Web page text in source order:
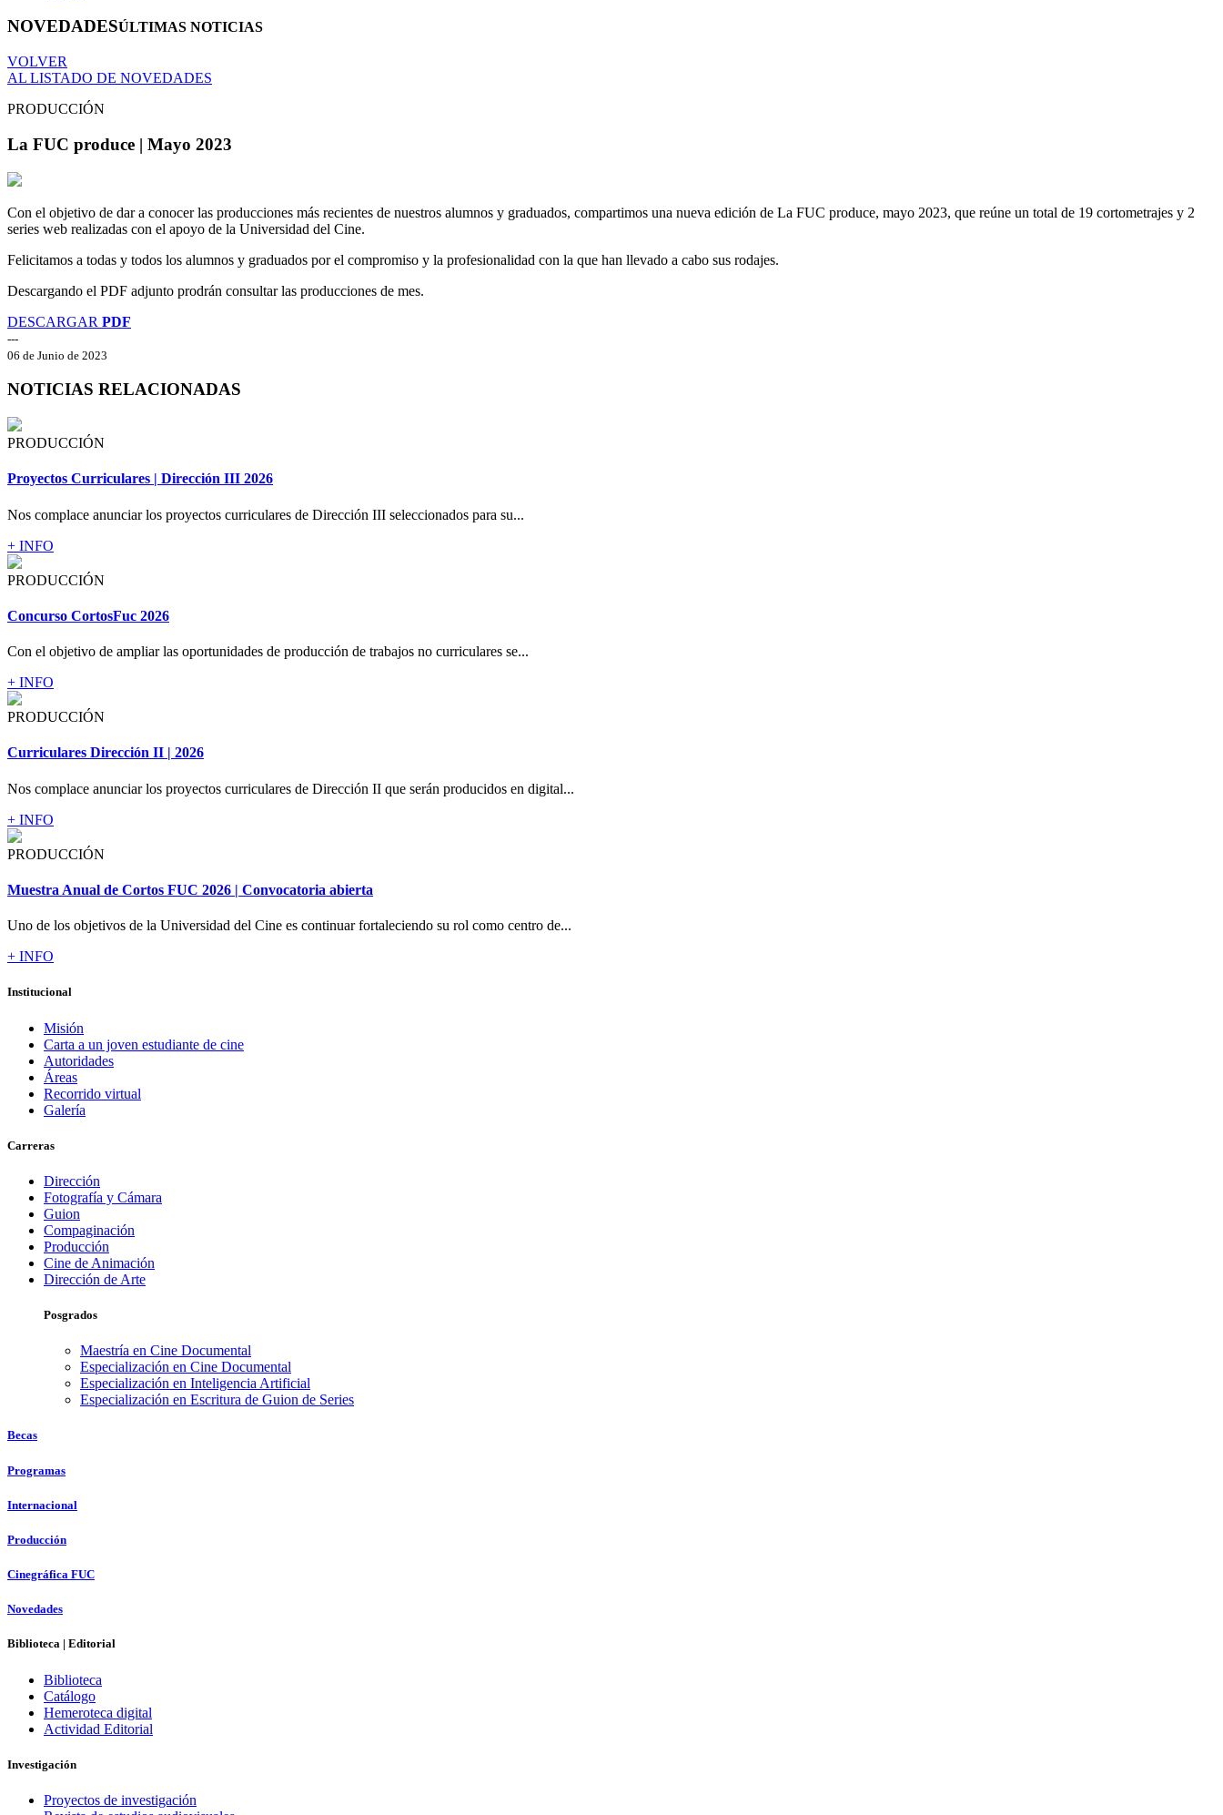
NOVEDADESÚLTIMAS NOTICIAS
VOLVER
AL LISTADO DE NOVEDADES
PRODUCCIÓN
La FUC produce | Mayo 2023
Con el objetivo de dar a conocer las producciones más recientes de nuestros alumnos y graduados, compartimos una nueva edición de La FUC produce, mayo 2023, que reúne un total de 19 cortometrajes y 2
series web realizadas con el apoyo de la Universidad del Cine.
Felicitamos a todas y todos los alumnos y graduados por el compromiso y la profesionalidad con la que han llevado a cabo sus rodajes.
Descargando el PDF adjunto prodrán consultar las producciones de mes.
DESCARGAR PDF
---
06 de Junio de 2023
NOTICIAS RELACIONADAS
PRODUCCIÓN
Proyectos Curriculares | Dirección III 2026
Nos complace anunciar los proyectos curriculares de Dirección III seleccionados para su...
+ INFO
PRODUCCIÓN
Concurso CortosFuc 2026
Con el objetivo de ampliar las oportunidades de producción de trabajos no curriculares se...
+ INFO
PRODUCCIÓN
Curriculares Dirección II | 2026
Nos complace anunciar los proyectos curriculares de Dirección II que serán producidos en digital...
+ INFO
PRODUCCIÓN
Muestra Anual de Cortos FUC 2026 | Convocatoria abierta
Uno de los objetivos de la Universidad del Cine es continuar fortaleciendo su rol como centro de...
+ INFO
Institucional
Misión
Carta a un joven estudiante de cine
Autoridades
Áreas
Recorrido virtual
Galería
Carreras
Dirección
Fotografía y Cámara
Guion
Compaginación
Producción
Cine de Animación
Dirección de Arte
Posgrados
Maestría en Cine Documental
Especialización en Cine Documental
Especialización en Inteligencia Artificial
Especialización en Escritura de Guion de Series
Becas
Programas
Internacional
Producción
Cinegráfica FUC
Novedades
Biblioteca | Editorial
Biblioteca
Catálogo
Hemeroteca digital
Actividad Editorial
Investigación
Proyectos de investigación